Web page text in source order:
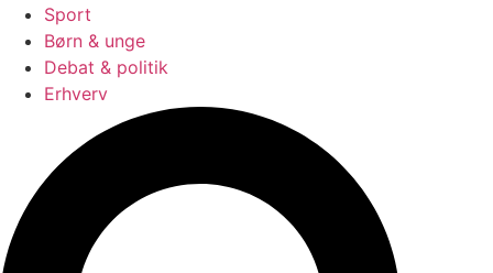
Sport
Børn & unge
Debat & politik
Erhverv